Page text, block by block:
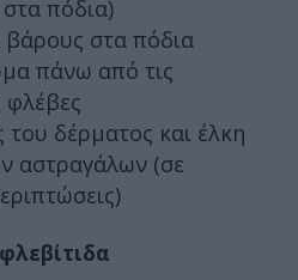
πόδια)
στα πόδια
πάνω από τις
δέρματος και έλκη
αστραγάλων (σε